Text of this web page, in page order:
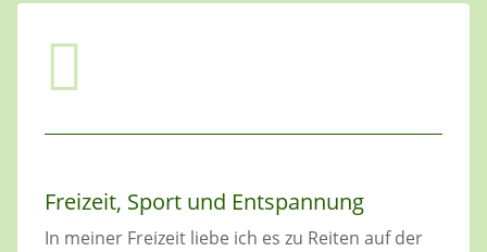

Freizeit, Sport und Entspannung
In meiner Freizeit liebe ich es zu Reiten auf der